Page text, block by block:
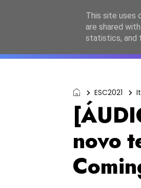
ESC2021
novo
This site uses
are shared
statistics, and